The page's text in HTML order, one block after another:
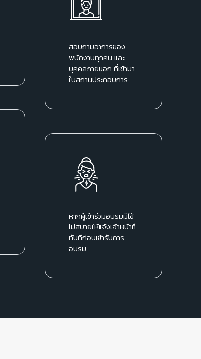
สอบถามอาการของ
พนักงานทุกคน และ
บุคคลภายนอก ที่เข้ามา
ในสถานประกอบการ
หากผู้เข้าร่วมอบรมมีไข้
ไม่สบายให้แจ้งเจ้าหน้าที่
ทันทีก่อนเข้ารับการ
อบรม